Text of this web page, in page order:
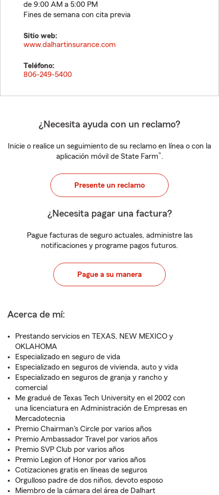
de 9:00 AM a 5:00 PM
Fines de semana con cita previa
Sitio web:
www.dalhartinsurance.com
Teléfono:
806-249-5400
¿Necesita ayuda con un reclamo?
Inicie o realice un seguimiento de su reclamo en línea o con la
aplicación móvil de State Farm®.
Presente un reclamo
¿Necesita pagar una factura?
Pague facturas de seguro actuales, administre las
notificaciones y programe pagos futuros.
Pague a su manera
Acerca de mí:
Prestando servicios en TEXAS, NEW MEXICO y
OKLAHOMA
Especializado en seguro de vida
Especializado en seguros de vivienda, auto y vida
Especializado en seguros de granja y rancho y
comercial
Me gradué de Texas Tech University en el 2002 con
una licenciatura en Administración de Empresas en
Mercadotecnia
Premio Chairman's Circle por varios años
Premio Ambassador Travel por varios años
Premio SVP Club por varios años
Premio Legion of Honor por varios años
Cotizaciones gratis en líneas de seguros
Orgulloso padre de dos niños, devoto esposo
Miembro de la cámara del área de Dalhart